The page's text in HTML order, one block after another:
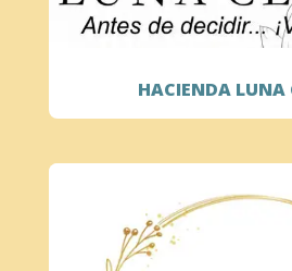
HACIENDA LUNA